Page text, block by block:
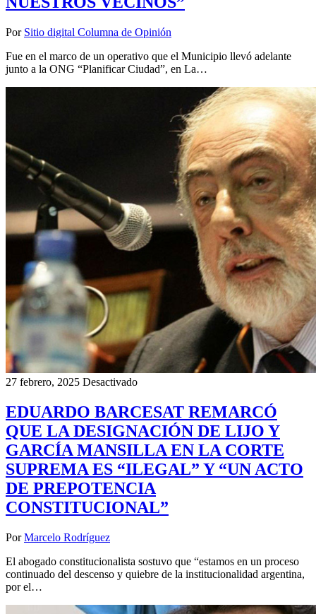
Por Sitio digital Columna de Opinión
Fue en el marco de un operativo que el Municipio llevó adelante
junto a la ONG “Planificar Ciudad”, en La…
27 febrero, 2025 Desactivado
EDUARDO BARCESAT REMARCÓ
QUE LA DESIGNACIÓN DE LIJO Y
GARCÍA MANSILLA EN LA CORTE
SUPREMA ES “ILEGAL” Y “UN ACTO
DE PREPOTENCIA
CONSTITUCIONAL”
Por Marcelo Rodríguez
El abogado constitucionalista sostuvo que “estamos en un proceso
continuado del descenso y quiebre de la institucionalidad argentina,
por el…